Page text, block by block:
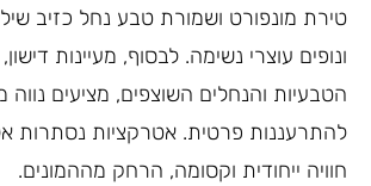
טירת מונפורט ושמורת טבע נחל כזיב
ונופים עוצרי נשימה. לבסוף, מעיינות
הטבעיות והנחלים השוצפים, מציעים נווה
להתרעננות פרטית. אטרקציות נסתרות
חוויה ייחודית וקסומה, הרחק מההמונים.